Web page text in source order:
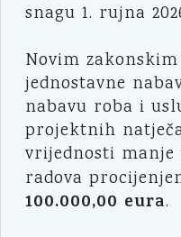
snagu 1. rujna
Novim
jednostavne
nabavu roba i
projektnih
vrijednosti manje
radova
100.000,00 eura.